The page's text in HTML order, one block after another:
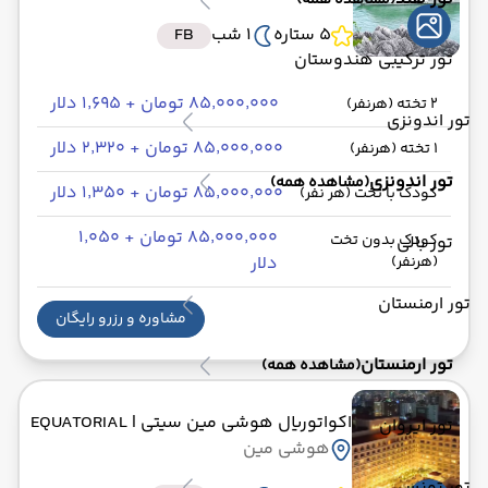
تور ترکیبی هندوستان
تور اندونزی
تور اندونزی(مشاهده همه)
تور بالی
تور ارمنستان
تور ارمنستان(مشاهده همه)
تور ایروان
5 ستاره
1 شب FB
2 تخته (هرنفر) ۸۵٬۰۰۰٬۰۰۰ تومان + ۱٬۶۹۵ دلار
1 تخته (هرنفر) ۸۵٬۰۰۰٬۰۰۰ تومان + ۲٬۳۲۰ دلار
کودک با تخت (هر نفر) ۸۵٬۰۰۰٬۰۰۰ تومان + ۱٬۳۵۰ دلار
کودک بدون تخت
(هرنفر)
۸۵٬۰۰۰٬۰۰۰ تومان + ۱٬۰۵۰
دلار
مشاوره و رزرو رایگان
اکواتوریال هوشی مین سیتی | EQUATORIAL
هوشی مین